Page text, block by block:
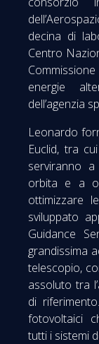
decina di
Centro
energie
dell’agenzia
Leonardo
Euclid, tra
serviranno
orbita e a
ottimizzare
sviluppato
Guidance
grandissima
telescopio,
assoluto tra
di
fotovoltaici
tutti i sistemi